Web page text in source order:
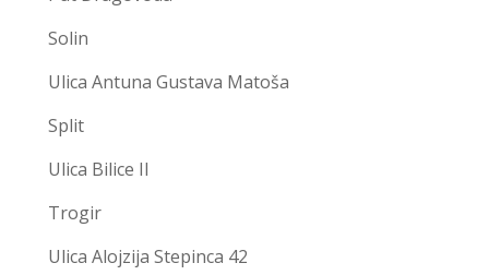
Solin
Ulica Antuna Gustava Matoša
Split
Ulica Bilice II
Trogir
Ulica Alojzija Stepinca 42